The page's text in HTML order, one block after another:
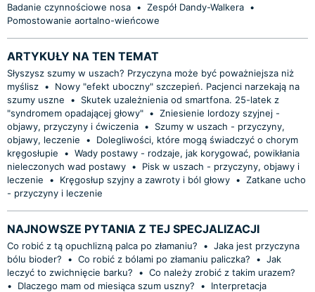
Badanie czynnościowe nosa • Zespół Dandy-Walkera •
Pomostowanie aortalno-wieńcowe
ARTYKUŁY NA TEN TEMAT
Słyszysz szumy w uszach? Przyczyna może być poważniejsza niż
myślisz •
Nowy "efekt uboczny" szczepień. Pacjenci narzekają na
szumy uszne
•
Skutek uzależnienia od smartfona. 25-latek z
"syndromem opadającej głowy" • Zniesienie lordozy szyjnej -
objawy, przyczyny i ćwiczenia •
Szumy w uszach - przyczyny,
objawy, leczenie
•
Dolegliwości, które mogą świadczyć o chorym
kręgosłupie
• Wady postawy - rodzaje, jak korygować, powikłania
nieleczonych wad postawy •
Pisk w uszach - przyczyny, objawy i
leczenie
• Kręgosłup szyjny a zawroty i ból głowy • Zatkane ucho
- przyczyny i leczenie
NAJNOWSZE PYTANIA Z TEJ SPECJALIZACJI
Co robić z tą opuchlizną palca po złamaniu? • Jaka jest przyczyna
bólu bioder?
• Co robić z bólami po złamaniu paliczka? • Jak
leczyć to zwichnięcie barku?
• Co należy zrobić z takim urazem?
•
Dlaczego mam od miesiąca szum uszny? •
Interpretacja